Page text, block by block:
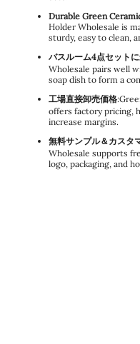
Durable Green
Holder Wholesale is
sturdy, easy to clean,
バスルーム4点セット
Wholesale pairs well
soap dish to form a
工場直接卸売価格
offers factory pricing,
increase margins.
無料サンプル＆カスタ
Wholesale supports
logo, packaging, and